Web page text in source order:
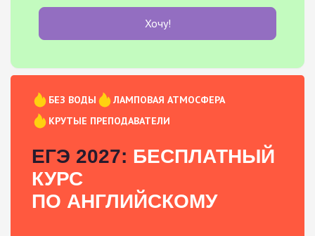
Хочу!
БЕЗ ВОДЫ
ЛАМПОВАЯ АТМОСФЕРА
КРУТЫЕ ПРЕПОДАВАТЕЛИ
ЕГЭ 2027: БЕСПЛАТНЫЙ
КУРС
ПО АНГЛИЙСКОМУ